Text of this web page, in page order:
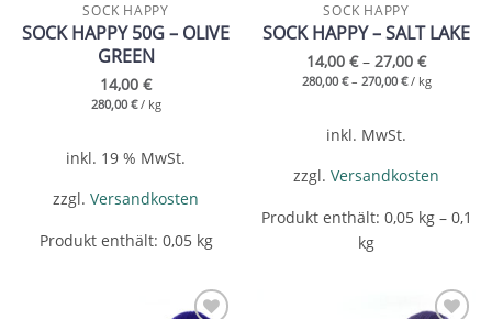
SOCK HAPPY
SOCK HAPPY 50G – OLIVE
GREEN
14,00 €
280,00 €/ kg
inkl. 19 % MwSt.
zzgl. Versandkosten
Produkt enthält: 0,05 kg
SOCK HAPPY
SOCK HAPPY – SALT LAKE
14,00 €– 27,00 €
280,00 €– 270,00 €/ kg
inkl. MwSt.
zzgl. Versandkosten
Produkt enthält: 0,05 kg– 0,1
kg